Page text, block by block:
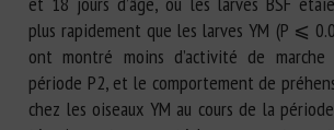
plus rapidement que les larves YM (P ⩽
ont montré moins d’activité de
période P2, et le comportement de
chez les oiseaux YM au cours de la